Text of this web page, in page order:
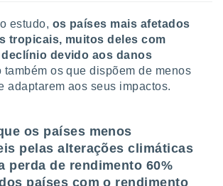
estudo, os países mais afetados
tropicais, muitos deles com
devido aos danos
também os que dispõem de menos
adaptarem aos seus impactos.
os países menos
pelas alterações climáticas
perda de rendimento 60%
países com o rendimento